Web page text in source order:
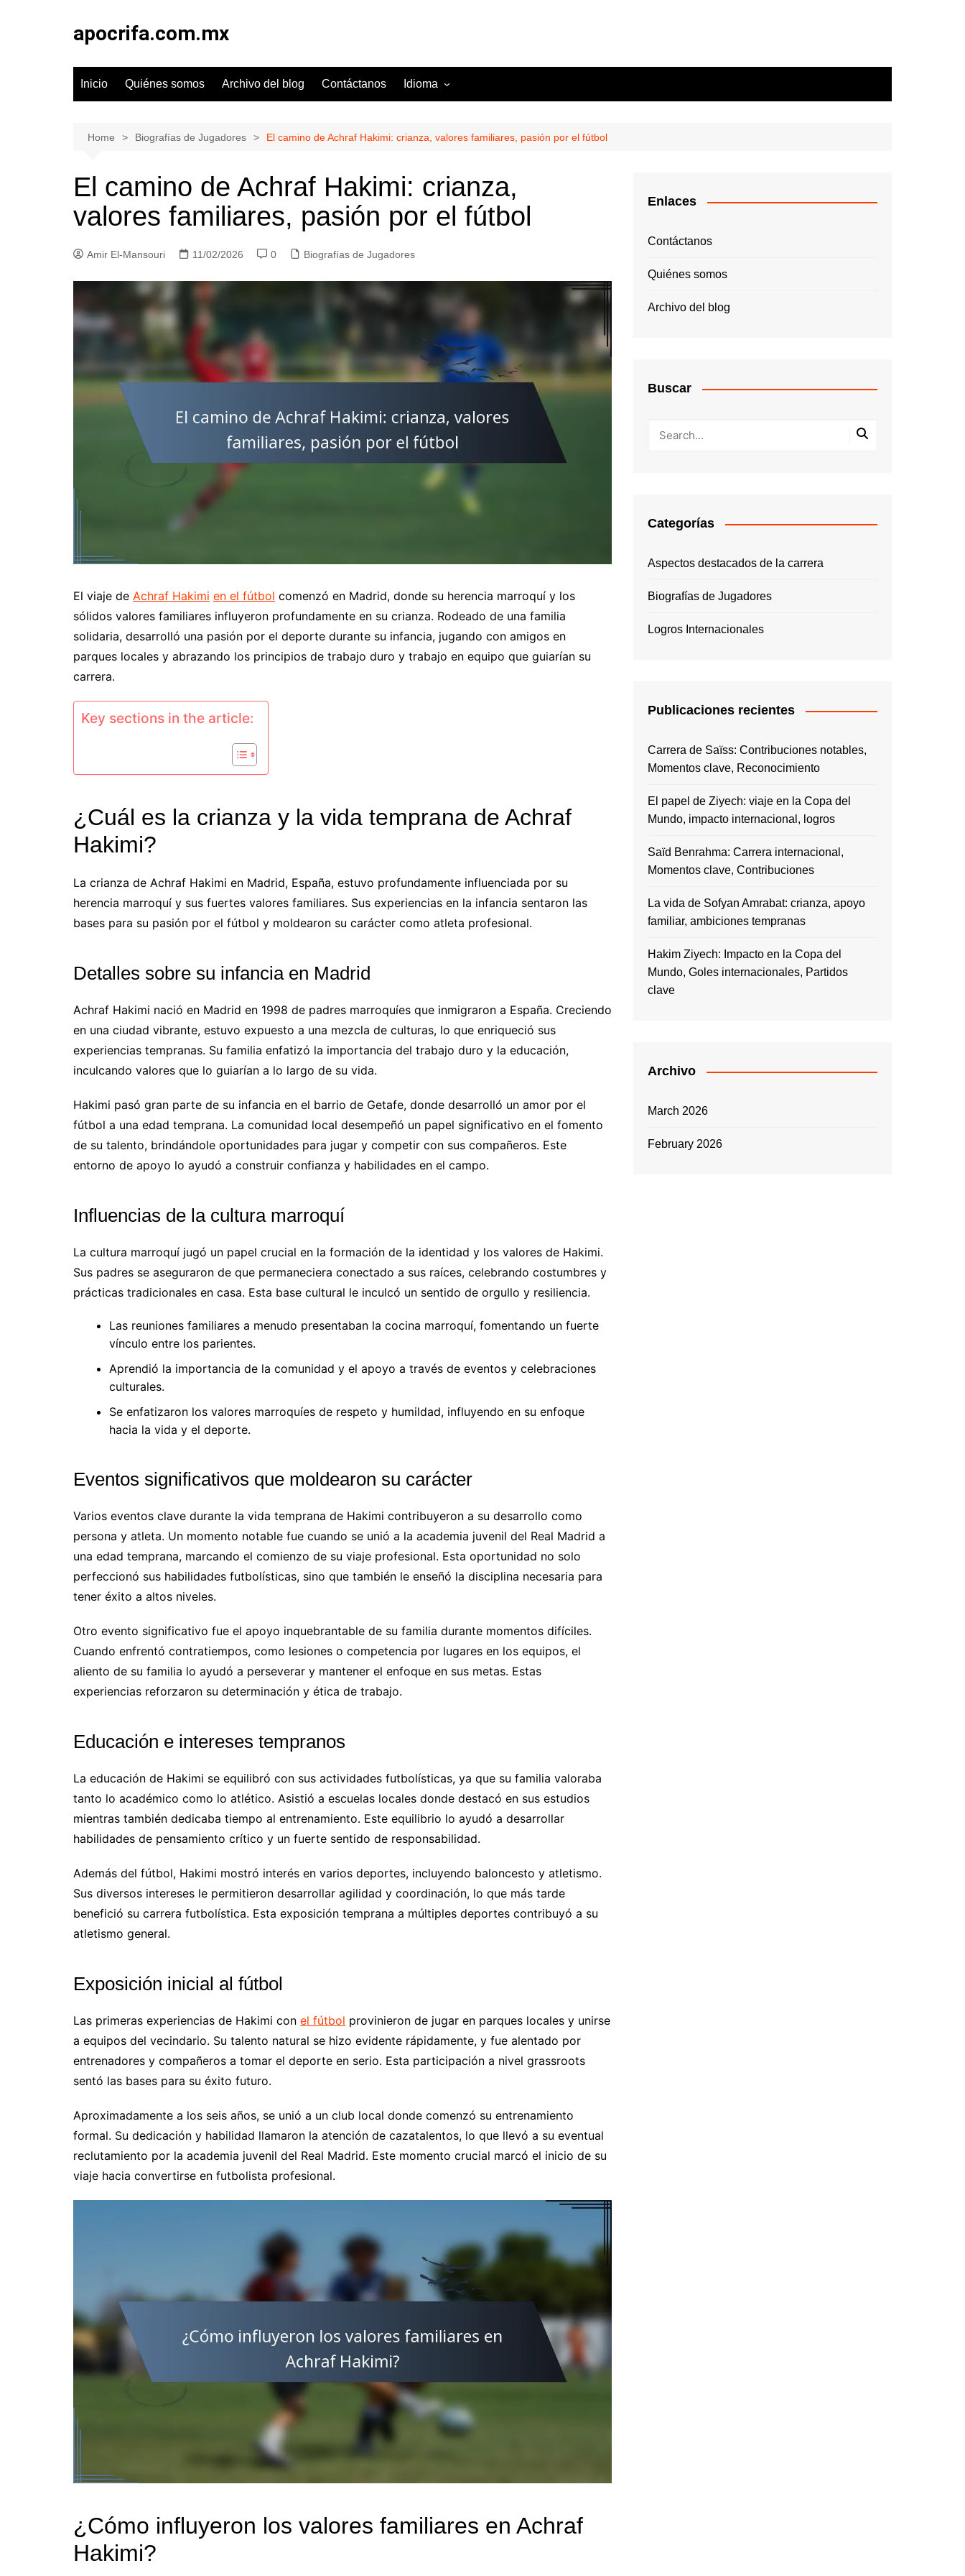
apocrifa.com.mx
Inicio Quiénes somos Archivo del blog Contáctanos Idioma
Danish (DK)
Greek (GR)
Portuguese (PT)
Romanian (RO)
English (CA)
German (DE)
Spanish (ES)
Czech (CZ)
French (FR)
English (GB)
German (CH)
Japanese (JP)
English (NZ)
Finnish (FI)
Dutch (BE)
Estonian (EE)
Home Biografías de Jugadores El camino de Achraf Hakimi: crianza, valores familiares, pasión por el fútbol
El camino de Achraf Hakimi: crianza,
valores familiares, pasión por el fútbol
Amir El-Mansouri 11/02/2026 0 Biografías de Jugadores
El viaje de Achraf Hakimi en el fútbol comenzó en Madrid, donde su herencia marroquí y los
sólidos valores familiares influyeron profundamente en su crianza. Rodeado de una familia
solidaria, desarrolló una pasión por el deporte durante su infancia, jugando con amigos en
parques locales y abrazando los principios de trabajo duro y trabajo en equipo que guiarían su
carrera.
Key sections in the article:
¿Cuál es la crianza y la vida temprana de Achraf
Hakimi?
La crianza de Achraf Hakimi en Madrid, España, estuvo profundamente influenciada por su
herencia marroquí y sus fuertes valores familiares. Sus experiencias en la infancia sentaron las
bases para su pasión por el fútbol y moldearon su carácter como atleta profesional.
Detalles sobre su infancia en Madrid
Achraf Hakimi nació en Madrid en 1998 de padres marroquíes que inmigraron a España. Creciendo
en una ciudad vibrante, estuvo expuesto a una mezcla de culturas, lo que enriqueció sus
experiencias tempranas. Su familia enfatizó la importancia del trabajo duro y la educación,
inculcando valores que lo guiarían a lo largo de su vida.
Hakimi pasó gran parte de su infancia en el barrio de Getafe, donde desarrolló un amor por el
fútbol a una edad temprana. La comunidad local desempeñó un papel significativo en el fomento
de su talento, brindándole oportunidades para jugar y competir con sus compañeros. Este
entorno de apoyo lo ayudó a construir confianza y habilidades en el campo.
Influencias de la cultura marroquí
La cultura marroquí jugó un papel crucial en la formación de la identidad y los valores de Hakimi.
Sus padres se aseguraron de que permaneciera conectado a sus raíces, celebrando costumbres y
prácticas tradicionales en casa. Esta base cultural le inculcó un sentido de orgullo y resiliencia.
Las reuniones familiares a menudo presentaban la cocina marroquí, fomentando un fuerte
vínculo entre los parientes.
Aprendió la importancia de la comunidad y el apoyo a través de eventos y celebraciones
culturales.
Se enfatizaron los valores marroquíes de respeto y humildad, influyendo en su enfoque
hacia la vida y el deporte.
Eventos significativos que moldearon su carácter
Varios eventos clave durante la vida temprana de Hakimi contribuyeron a su desarrollo como
persona y atleta. Un momento notable fue cuando se unió a la academia juvenil del Real Madrid a
una edad temprana, marcando el comienzo de su viaje profesional. Esta oportunidad no solo
perfeccionó sus habilidades futbolísticas, sino que también le enseñó la disciplina necesaria para
tener éxito a altos niveles.
Otro evento significativo fue el apoyo inquebrantable de su familia durante momentos difíciles.
Cuando enfrentó contratiempos, como lesiones o competencia por lugares en los equipos, el
aliento de su familia lo ayudó a perseverar y mantener el enfoque en sus metas. Estas
experiencias reforzaron su determinación y ética de trabajo.
Educación e intereses tempranos
La educación de Hakimi se equilibró con sus actividades futbolísticas, ya que su familia valoraba
tanto lo académico como lo atlético. Asistió a escuelas locales donde destacó en sus estudios
mientras también dedicaba tiempo al entrenamiento. Este equilibrio lo ayudó a desarrollar
habilidades de pensamiento crítico y un fuerte sentido de responsabilidad.
Además del fútbol, Hakimi mostró interés en varios deportes, incluyendo baloncesto y atletismo.
Sus diversos intereses le permitieron desarrollar agilidad y coordinación, lo que más tarde
benefició su carrera futbolística. Esta exposición temprana a múltiples deportes contribuyó a su
atletismo general.
Exposición inicial al fútbol
Las primeras experiencias de Hakimi con el fútbol provinieron de jugar en parques locales y unirse
a equipos del vecindario. Su talento natural se hizo evidente rápidamente, y fue alentado por
entrenadores y compañeros a tomar el deporte en serio. Esta participación a nivel grassroots
sentó las bases para su éxito futuro.
Aproximadamente a los seis años, se unió a un club local donde comenzó su entrenamiento
formal. Su dedicación y habilidad llamaron la atención de cazatalentos, lo que llevó a su eventual
reclutamiento por la academia juvenil del Real Madrid. Este momento crucial marcó el inicio de su
viaje hacia convertirse en futbolista profesional.
¿Cómo influyeron los valores familiares en Achraf
Hakimi?
Enlaces
Contáctanos
Quiénes somos
Archivo del blog
Buscar
Categorías
Aspectos destacados de la carrera
Biografías de Jugadores
Logros Internacionales
Publicaciones recientes
Carrera de Saïss: Contribuciones notables,
Momentos clave, Reconocimiento
El papel de Ziyech: viaje en la Copa del
Mundo, impacto internacional, logros
Saïd Benrahma: Carrera internacional,
Momentos clave, Contribuciones
La vida de Sofyan Amrabat: crianza, apoyo
familiar, ambiciones tempranas
Hakim Ziyech: Impacto en la Copa del
Mundo, Goles internacionales, Partidos
clave
Archivo
March 2026
February 2026